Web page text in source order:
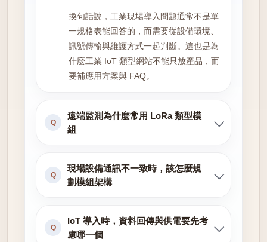
換句話說，工業現場導入問題通常不是單
一規格表能回答的，而需要從設備環境、
訊號傳輸與維護方式一起判斷。這也是為
什麼工業 IoT 類型網站不能只放產品，而
要補應用方案與 FAQ。
Q
遠端監測為什麼常用 LoRa 類型模
組
Q
現場設備通訊不一致時，該怎麼規
劃模組架構
Q
IoT 導入時，資料回傳與供電要先考
慮哪一個